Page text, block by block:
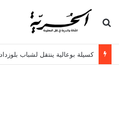
بحث عن
كسيلة بوعالية ينتقل لشباب بلوزداد